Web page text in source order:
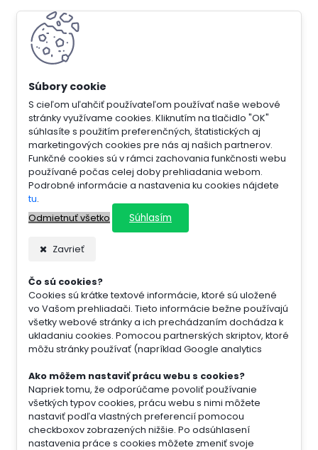
S cieľom uľahčiť používateľom používať naše webové
stránky využívame cookies. Kliknutím na tlačidlo "OK"
súhlasíte s použitím preferenčných, štatistických aj
marketingových cookies pre nás aj našich partnerov.
Funkčné cookies sú v rámci zachovania funkčnosti webu
používané počas celej doby prehliadania webom.
Podrobné informácie a nastavenia ku cookies nájdete
tu.
Odmietnuť všetko
Súhlasím
Zavrieť
Čo sú cookies?
Cookies sú krátke textové informácie, ktoré sú uložené
vo Vašom prehliadači. Tieto informácie bežne používajú
všetky webové stránky a ich prechádzaním dochádza k
ukladaniu cookies. Pomocou partnerských skriptov, ktoré
môžu stránky používať (napríklad Google analytics
Ako môžem nastaviť prácu webu s cookies?
Napriek tomu, že odporúčame povoliť používanie
všetkých typov cookies, prácu webu s nimi môžete
nastaviť podľa vlastných preferencií pomocou
checkboxov zobrazených nižšie. Po odsúhlasení
nastavenia práce s cookies môžete zmeniť svoje